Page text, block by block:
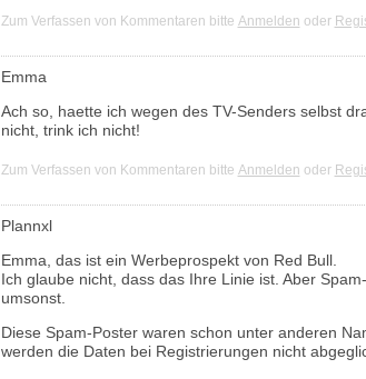
Zum Verfassen von Kommentaren bitte Anmelden oder
Emma
Ach so, haette ich wegen des TV-Senders selbst
nicht, trink ich nicht!
Zum Verfassen von Kommentaren bitte Anmelden oder
Plannxl
Emma, das ist ein Werbeprospekt von Red Bull.
Ich glaube nicht, dass das Ihre Linie ist. Aber
umsonst.
Diese Spam-Poster waren schon unter anderen
werden die Daten bei Registrierungen nicht